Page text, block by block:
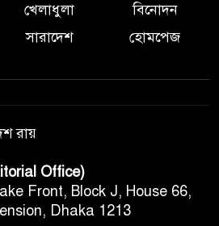
খেলাধুলা
বিনোদন
সারাদেশ হোমপেজ
রায়
Office)
Front, Block J, House 66,
Dhaka 1213